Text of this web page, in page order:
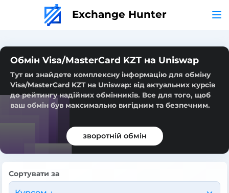
Exchange Hunter
Обмін Visa/MasterCard KZT на Uniswap
Тут ви знайдете комплексну інформацію для обміну
Visa/MasterCard KZT на Uniswap: від актуальних курсів
до рейтингу надійних обмінників. Все для того, щоб
ваш обмін був максимально вигідним та безпечним.
зворотній обмін
Сортувати за